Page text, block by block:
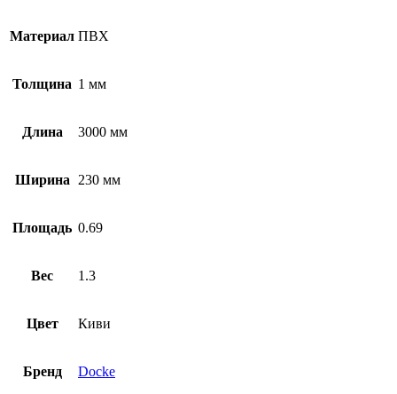
Материал ПВХ
Толщина 1 мм
Длина 3000 мм
Ширина 230 мм
Площадь 0.69
Вес 1.3
Цвет Киви
Бренд Docke